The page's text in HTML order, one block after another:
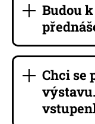
Budou
Chci se